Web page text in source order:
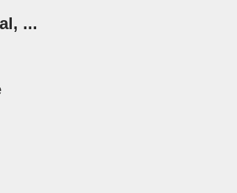
...